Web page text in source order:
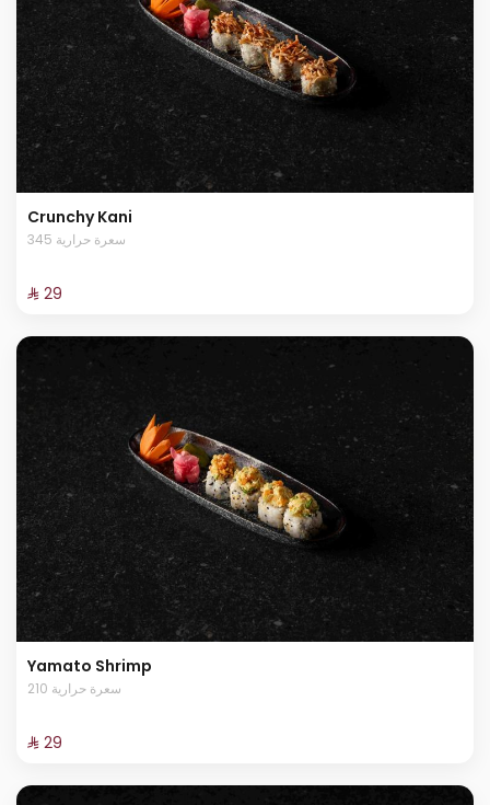
Crunchy Kani
345 سعرة حرارية
⁨⁦‪‬ 29⁩
Yamato Shrimp
210 سعرة حرارية
⁨⁦‪‬ 29⁩